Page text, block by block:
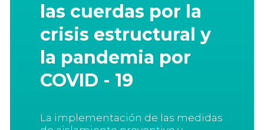
las cuerdas por la
crisis estructural y
la pandemia por
COVID - 19
La implementación de las medidas